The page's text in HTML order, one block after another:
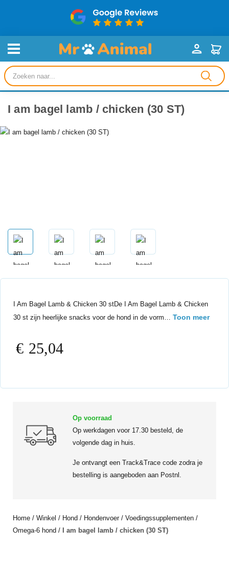
Producten
zoeken
I am bagel lamb / chicken (30 ST)
I Am Bagel Lamb & Chicken 30 stDe I Am Bagel Lamb & Chicken
30 st zijn heerlijke snacks voor de hond in de vorm… Toon meer
€ 25,04
Op voorraad
Op werkdagen voor 17.30 besteld, de
volgende dag in huis.
Je ontvangt een Track&Trace code zodra je
bestelling is aangeboden aan Postnl.
Home / Winkel / Hond / Hondenvoer/ Voedingssupplementen /
Omega-6 hond / I am bagel lamb / chicken (30 ST)